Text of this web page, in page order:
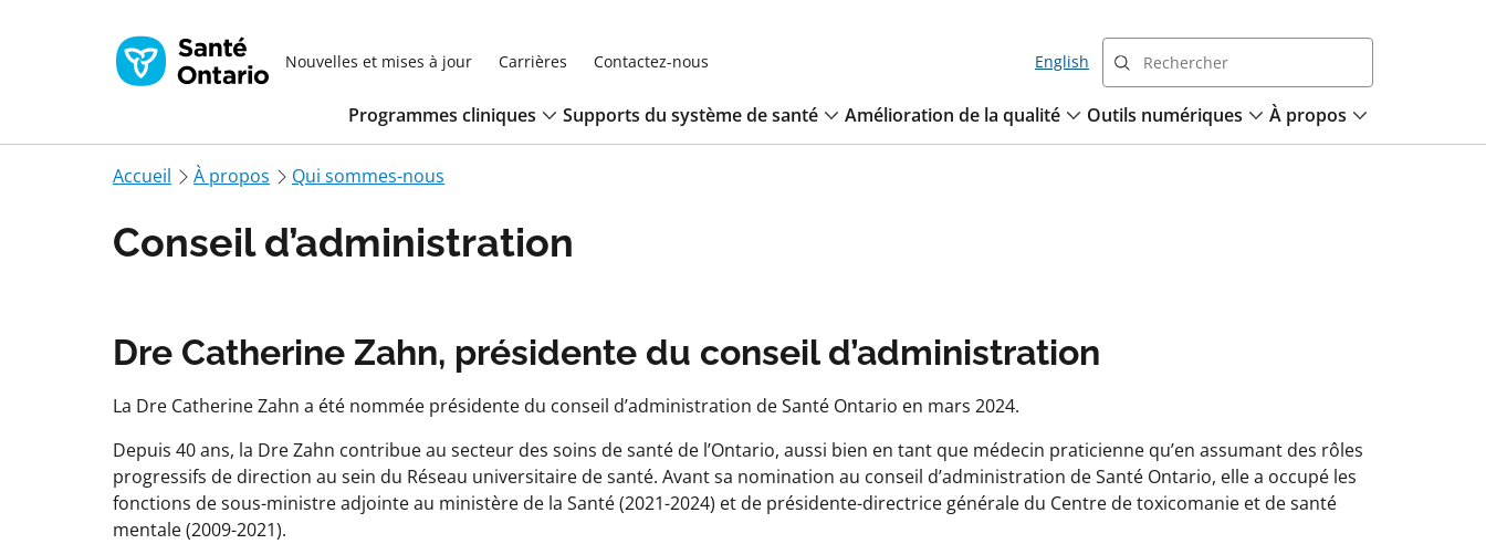
Nouvelles et mises à jour Carrières Contactez-nous English
Programmes cliniques Supports du système de santé Amélioration de la qualité Outils numériques À propos
Accueil À propos Qui sommes-nous
Conseil d’administration
Dre Catherine Zahn, présidente du conseil d’administration
La Dre Catherine Zahn a été nommée présidente du conseil d’administration de Santé Ontario en mars 2024.
Depuis 40 ans, la Dre Zahn contribue au secteur des soins de santé de l’Ontario, aussi bien en tant que médecin praticienne qu’en assumant des rôles
progressifs de direction au sein du Réseau universitaire de santé. Avant sa nomination au conseil d’administration de Santé Ontario, elle a occupé les
fonctions de sous-ministre adjointe au ministère de la Santé (2021-2024) et de présidente-directrice générale du Centre de toxicomanie et de santé
mentale (2009-2021).